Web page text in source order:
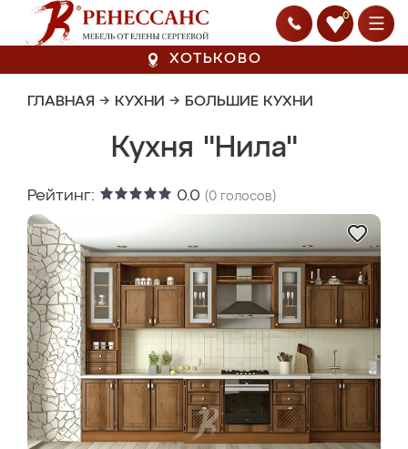
0
ХОТЬКОВО
ГЛАВНАЯ → КУХНИ → БОЛЬШИЕ КУХНИ
Кухня "Нила"
Рейтинг: 0.0 (0 голосов)